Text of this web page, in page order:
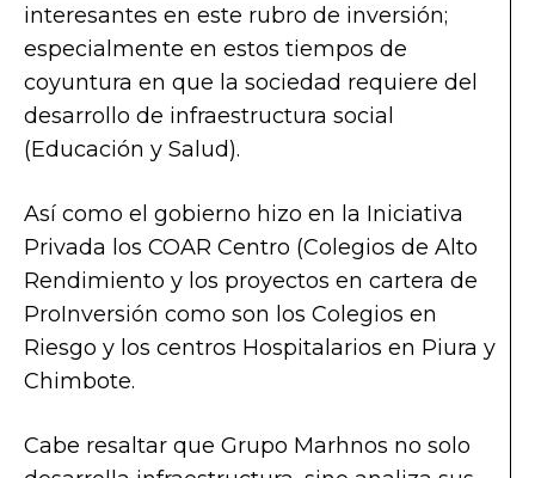
interesantes en este rubro de inversión;
especialmente en estos tiempos de
coyuntura en que la sociedad requiere del
desarrollo de infraestructura social
(Educación y Salud).
Así como el gobierno hizo en la Iniciativa
Privada los COAR Centro (Colegios de Alto
Rendimiento y los proyectos en cartera de
ProInversión como son los Colegios en
Riesgo y los centros Hospitalarios en Piura y
Chimbote.
Cabe resaltar que Grupo Marhnos no solo